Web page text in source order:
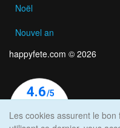
Noël
Nouvel an
happyfete.com © 2026
Les cookies assurent le